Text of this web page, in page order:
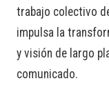
trabajo colectivo
impulsa la
y visión de largo
comunicado.